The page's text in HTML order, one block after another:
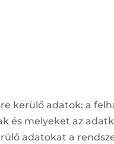
kerülő adatok: a
és melyeket az
adatokat a